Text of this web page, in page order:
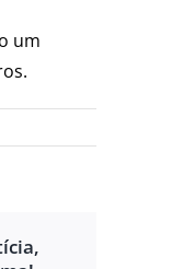
um